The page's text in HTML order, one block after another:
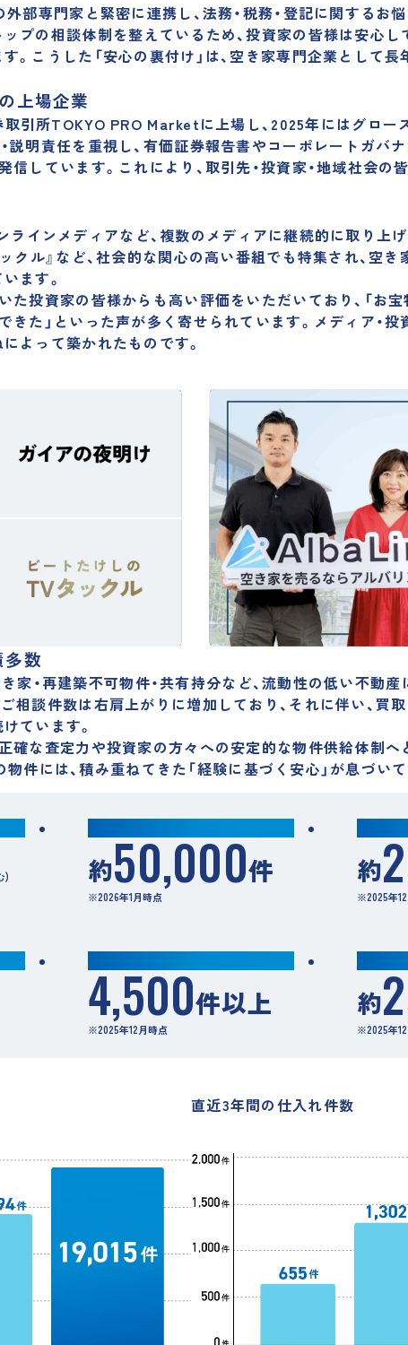
外部専門家と緊密に連携し、法務・税務・登記に関するお
プの相談体制を整えているため、投資家の皆様は安心
。こうした「安心の裏付け」は、空き家専門企業として
上場企業
引所TOKYO PRO Marketに上場し、2025年にはグロー
説明責任を重視し、有価証券報告書やコーポレートガバ
信しています。これにより、取引先・投資家・地域社会の
ラインメディアなど、複数のメディアに継続的に取り上げ
クル』など、社会的な関心の高い番組でも特集され、空
ます。
た投資家の皆様からも高い評価をいただいており、「お宝
きた」といった声が多く寄せられています。メディア・
よって築かれたものです。
数
家・再建築不可物件・共有持分など、流動性の低い不動
相談件数は右肩上がりに増加しており、それに伴い、 買
けています。
確な査定力や投資家の方々への安定的な物件供給体制へ
件には、積み重ねてきた「経験に基づく安心」が息づいて
)
約50,000件
※2026年1月時点
約
※2025年
4,500件以上
※2025年12月時点
約
※2025年
直近3年間の仕入れ件数